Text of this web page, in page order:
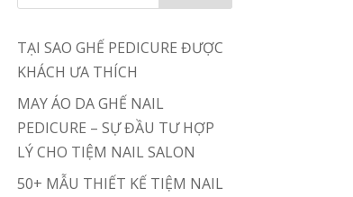
TẠI SAO GHẾ PEDICURE ĐƯỢC
KHÁCH ƯA THÍCH
MAY ÁO DA GHẾ NAIL
PEDICURE – SỰ ĐẦU TƯ HỢP
LÝ CHO TIỆM NAIL SALON
50+ MẪU THIẾT KẾ TIỆM NAIL